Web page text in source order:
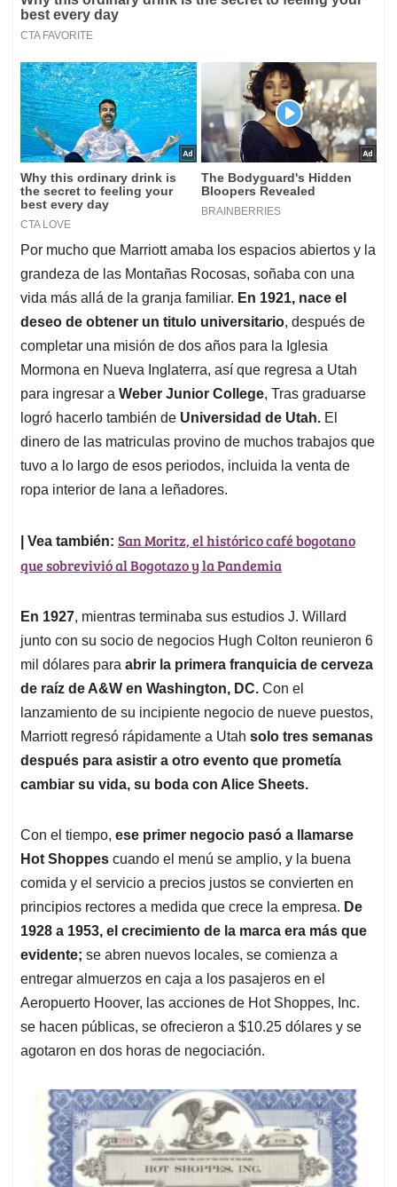
Por mucho que Marriott amaba los espacios abiertos y la
grandeza de las Montañas Rocosas, soñaba con una
vida más allá de la granja familiar. En 1921, nace el
deseo de obtener un titulo universitario, después de
completar una misión de dos años para la Iglesia
Mormona en Nueva Inglaterra, así que regresa a Utah
para ingresar a Weber Junior College, Tras graduarse
logró hacerlo también de Universidad de Utah. El
dinero de las matriculas provino de muchos trabajos que
tuvo a lo largo de esos periodos, incluida la venta de
ropa interior de lana a leñadores.
| Vea también: San Moritz, el histórico café bogotano
que sobrevivió al Bogotazo y la Pandemia
En 1927, mientras terminaba sus estudios J. Willard
junto con su socio de negocios Hugh Colton reunieron 6
mil dólares para abrir la primera franquicia de cerveza
de raíz de A&W en Washington, DC. Con el
lanzamiento de su incipiente negocio de nueve puestos,
Marriott regresó rápidamente a Utah solo tres semanas
después para asistir a otro evento que prometía
cambiar su vida, su boda con Alice Sheets.
Con el tiempo, ese primer negocio pasó a llamarse
Hot Shoppes cuando el menú se amplio, y la buena
comida y el servicio a precios justos se convierten en
principios rectores a medida que crece la empresa. De
1928 a 1953, el crecimiento de la marca era más que
evidente; se abren nuevos locales, se comienza a
entregar almuerzos en caja a los pasajeros en el
Aeropuerto Hoover, las acciones de Hot Shoppes, Inc.
se hacen públicas, se ofrecieron a $10.25 dólares y se
agotaron en dos horas de negociación.